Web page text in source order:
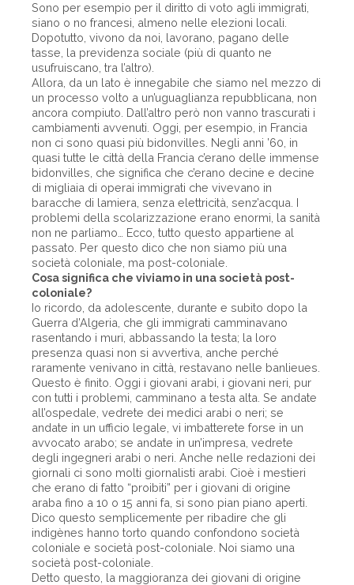
Sono per esempio per il diritto di voto agli immigrati,
siano o no francesi, almeno nelle elezioni locali.
Dopotutto, vivono da noi, lavorano, pagano delle
tasse, la previdenza sociale (più di quanto ne
usufruiscano, tra l’altro).
Allora, da un lato è innegabile che siamo nel mezzo di
un processo volto a un’uguaglianza repubblicana, non
ancora compiuto. Dall’altro però non vanno trascurati i
cambiamenti avvenuti. Oggi, per esempio, in Francia
non ci sono quasi più bidonvilles. Negli anni ’60, in
quasi tutte le città della Francia c’erano delle immense
bidonvilles, che significa che c’erano decine e decine
di migliaia di operai immigrati che vivevano in
baracche di lamiera, senza elettricità, senz’acqua. I
problemi della scolarizzazione erano enormi, la sanità
non ne parliamo… Ecco, tutto questo appartiene al
passato. Per questo dico che non siamo più una
società coloniale, ma post-coloniale.
Cosa significa che viviamo in una società post-
coloniale?
Io ricordo, da adolescente, durante e subito dopo la
Guerra d’Algeria, che gli immigrati camminavano
rasentando i muri, abbassando la testa; la loro
presenza quasi non si avvertiva, anche perché
raramente venivano in città, restavano nelle banlieues.
Questo è finito. Oggi i giovani arabi, i giovani neri, pur
con tutti i problemi, camminano a testa alta. Se andate
all’ospedale, vedrete dei medici arabi o neri; se
andate in un ufficio legale, vi imbatterete forse in un
avvocato arabo; se andate in un’impresa, vedrete
degli ingegneri arabi o neri. Anche nelle redazioni dei
giornali ci sono molti giornalisti arabi. Cioè i mestieri
che erano di fatto “proibiti” per i giovani di origine
araba fino a 10 o 15 anni fa, si sono pian piano aperti.
Dico questo semplicemente per ribadire che gli
indigènes hanno torto quando confondono società
coloniale e società post-coloniale. Noi siamo una
società post-coloniale.
Detto questo, la maggioranza dei giovani di origine